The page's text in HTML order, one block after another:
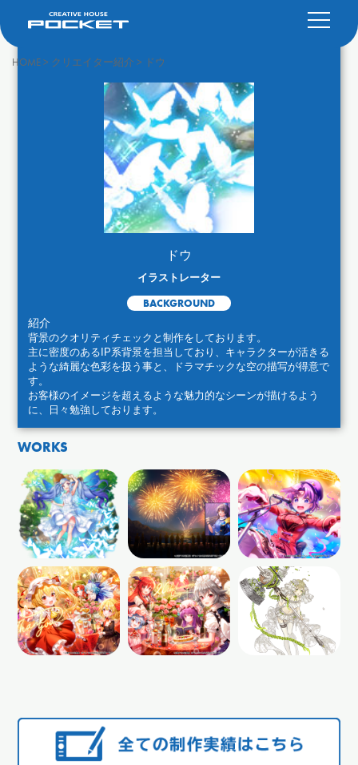
HOME> クリエイター紹介 > ドウ
ドウ
イラストレーター
BACKGROUND
紹介
背景のクオリティチェックと制作をしております。
主に密度のあるIP系背景を担当しており、キャラクターが活きる
ような綺麗な色彩を扱う事と、ドラマチックな空の描写が得意で
す。
お客様のイメージを超えるような魅力的なシーンが描けるよう
に、日々勉強しております。
WORKS